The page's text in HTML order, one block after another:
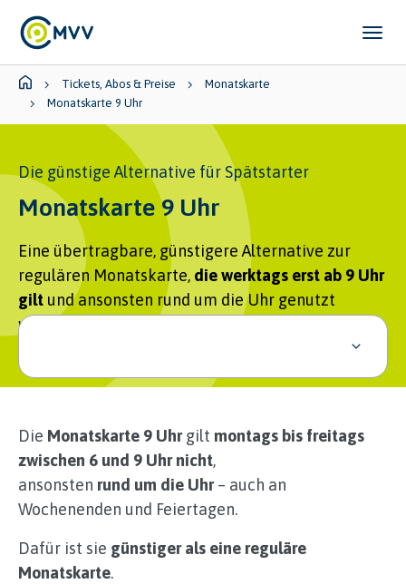
Skip to main content
Skip to page footer
You are here:Tickets, Abos & Preise
Monatskarte
Monatskarte 9 Uhr
Die günstige Alternative für Spätstarter
Monatskarte 9 Uhr
Eine übertragbare, günstigere Alternative zur
regulären Monatskarte, die werktags erst ab 9 Uhr
gilt und ansonsten rund um die Uhr genutzt
werden kann.
Die Monatskarte 9 Uhrgilt montags bis freitags
zwischen 6 und 9 Uhr nicht,
ansonsten rund um die Uhr– auch an
Wochenenden und Feiertagen.
Dafür ist sie günstiger als eine reguläre
Monatskarte.